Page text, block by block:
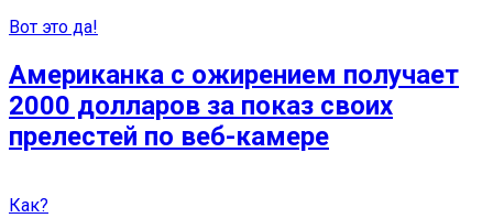
Вот это да!
Американка с ожирением получает
2000 долларов за показ своих
прелестей по веб-камере
Как?